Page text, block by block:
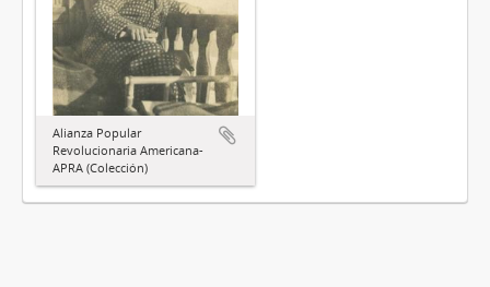
Alianza Popular
Revolucionaria Americana-
APRA (Colección)